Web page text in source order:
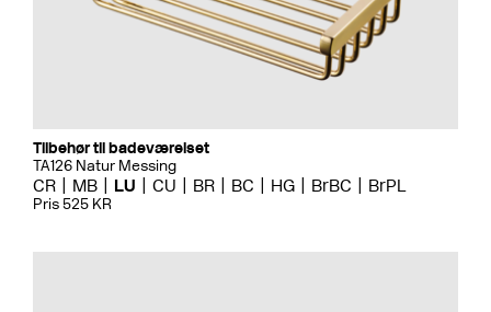
Tilbehør til badeværelset
TA126 Natur Messing
CR MB LU CU BR BC HG BrBC BrPL
Pris 525 KR